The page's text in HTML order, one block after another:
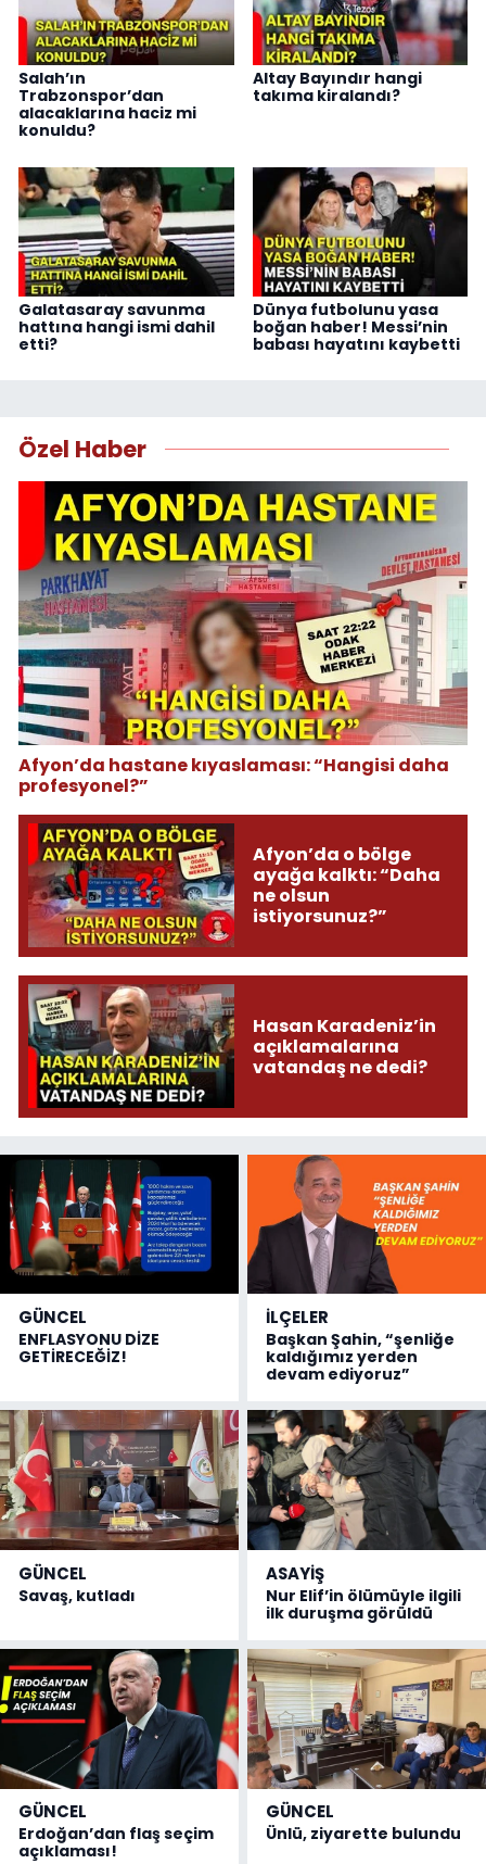
Salah’ın
Trabzonspor’dan
alacaklarına haciz mi
konuldu?
Altay Bayındır hangi
takıma kiralandı?
Galatasaray savunma
hattına hangi ismi dahil
etti?
Dünya futbolunu yasa
boğan haber! Messi’nin
babası hayatını kaybetti
Özel Haber
Afyon’da hastane kıyaslaması: “Hangisi daha
profesyonel?”
Afyon’da o bölge
ayağa kalktı: “Daha
ne olsun
istiyorsunuz?”
Hasan Karadeniz’in
açıklamalarına
vatandaş ne dedi?
GÜNCEL
ENFLASYONU DİZE
GETİRECEĞİZ!
İLÇELER
Başkan Şahin, “şenliğe
kaldığımız yerden
devam ediyoruz”
GÜNCEL
Savaş, kutladı
ASAYİŞ
Nur Elif’in ölümüyle ilgili
ilk duruşma görüldü
GÜNCEL
Erdoğan’dan flaş seçim
açıklaması!
GÜNCEL
Ünlü, ziyarette bulundu